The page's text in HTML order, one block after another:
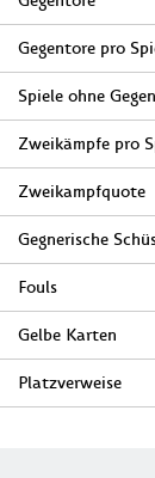
Gegentore pro
Spiele ohne
Zweikämpfe pro
Zweikampfquote
Gegnerische
Fouls
Gelbe Karten
Platzverweise